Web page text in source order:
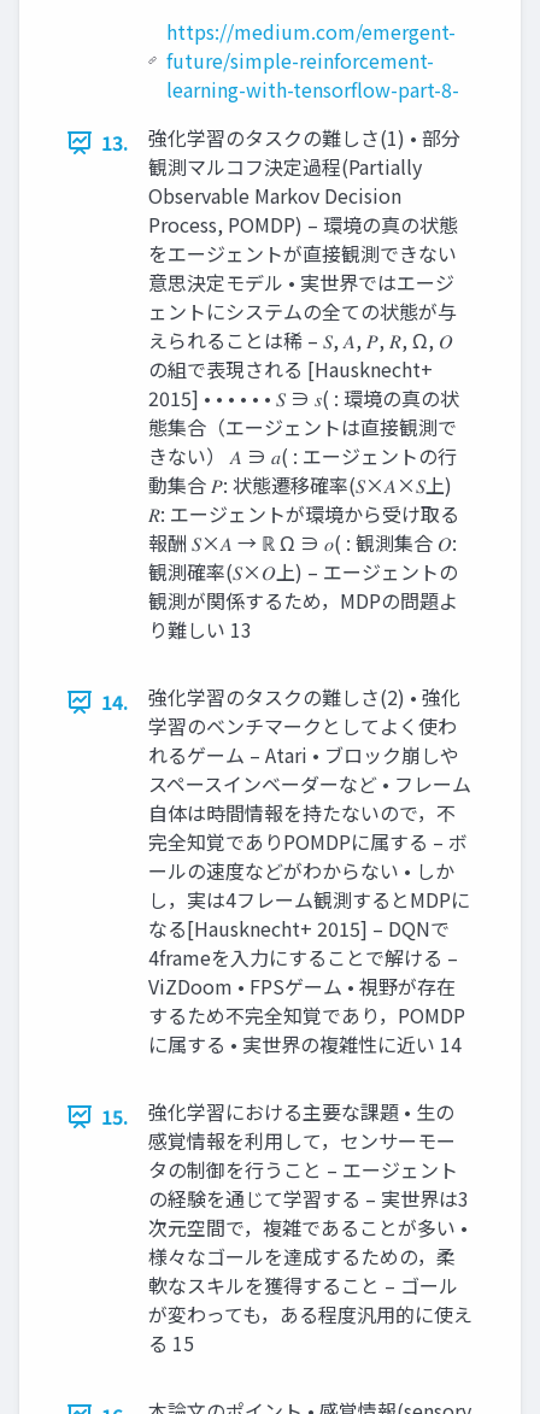
https://medium.com/emergent-
future/simple-reinforcement-
learning-with-tensorflow-part-8-
13.
強化学習のタスクの難しさ(1) • 部分
観測マルコフ決定過程(Partially
Observable Markov Decision
Process, POMDP) – 環境の真の状態
をエージェントが直接観測できない
意思決定モデル • 実世界ではエージ
ェントにシステムの全ての状態が与
えられることは稀 – 𝑆, 𝐴, 𝑃, 𝑅, Ω, 𝑂
の組で表現される [Hausknecht+
2015] • • • • • • 𝑆 ∋ 𝑠( : 環境の真の状
態集合（エージェントは直接観測で
きない） 𝐴 ∋ 𝑎( : エージェントの⾏
動集合 𝑃: 状態遷移確率(𝑆×𝐴×𝑆上)
𝑅: エージェントが環境から受け取る
報酬 𝑆×𝐴 → ℝ Ω ∋ 𝑜( : 観測集合 𝑂:
観測確率(𝑆×𝑂上) – エージェントの
観測が関係するため，MDPの問題よ
り難しい 13
14.
強化学習のタスクの難しさ(2) • 強化
学習のベンチマークとしてよく使わ
れるゲーム – Atari • ブロック崩しや
スペースインベーダーなど • フレーム
⾃体は時間情報を持たないので，不
完全知覚でありPOMDPに属する – ボ
ールの速度などがわからない • しか
し，実は4フレーム観測するとMDPに
なる[Hausknecht+ 2015] – DQNで
4frameを⼊⼒にすることで解ける –
ViZDoom • FPSゲーム • 視野が存在
するため不完全知覚であり，POMDP
に属する • 実世界の複雑性に近い 14
15.
強化学習における主要な課題 • ⽣の
感覚情報を利⽤して，センサーモー
タの制御を⾏うこと – エージェント
の経験を通じて学習する – 実世界は3
次元空間で，複雑であることが多い •
様々なゴールを達成するための，柔
軟なスキルを獲得すること – ゴール
が変わっても，ある程度汎⽤的に使え
る 15